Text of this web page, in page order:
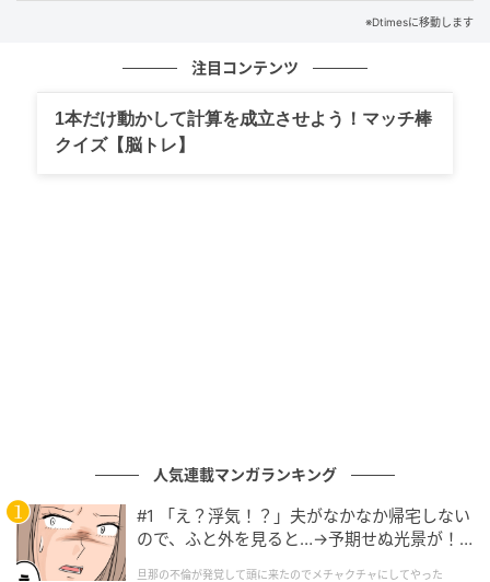
プログラムでは、絵本をもとに子どもたちが主体的に
物語をつくる創作活動も取り入れています。
答えのない表現活動に取り組むことで、想像力やコミ
※Dtimesに移動します
注目コンテンツ
1本だけ動かして計算を成立させよう！マッチ棒
クイズ【脳トレ】
人気連載マンガランキング
#1 「え？浮気！？」夫がなかなか帰宅しない
ので、ふと外を見ると…→予期せぬ光景が！
旦那の不倫が発覚して頭に来たのでメチャクチャにしてやった